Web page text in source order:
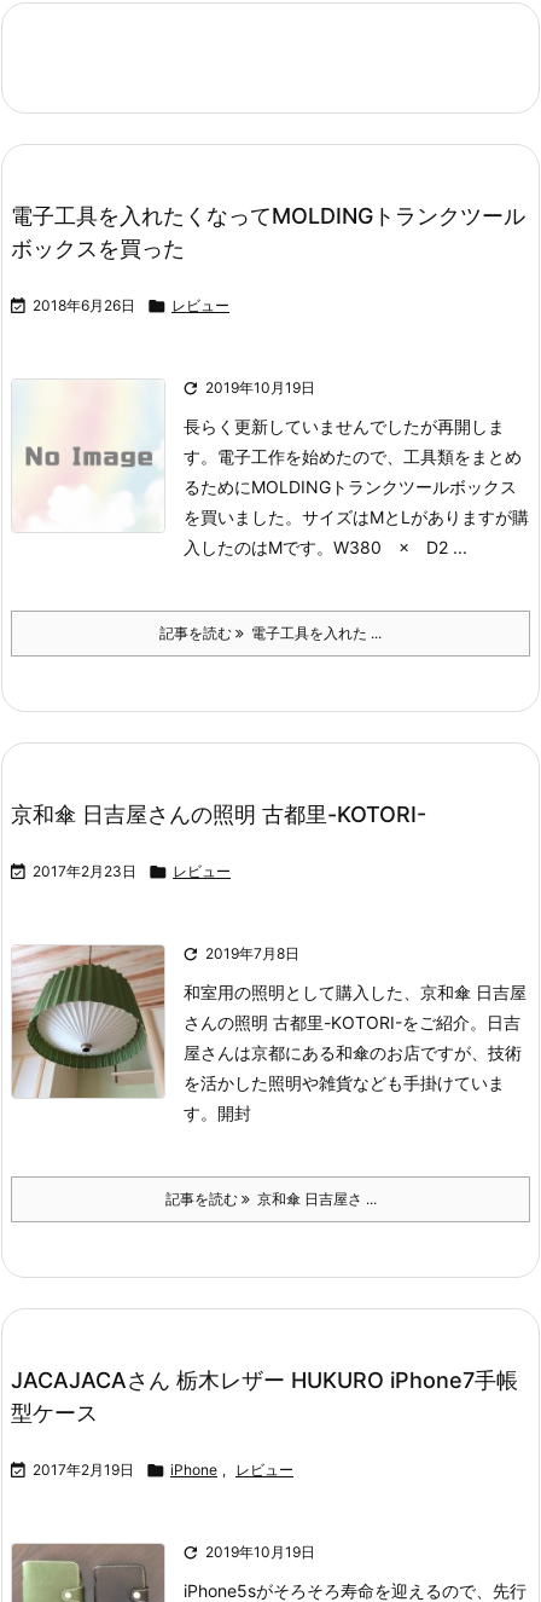
電子工具を入れたくなってMOLDINGトランクツール
ボックスを買った
 2018年6月26日  レビュー
 2019年10月19日
長らく更新していませんでしたが再開しま
す。 電子工作を始めたので、工具類をまとめ
るためにMOLDINGトランクツールボックス
を買いました。 サイズはMとLがありますが購
入したのはMです。 W380 × D2 ...
記事を読む 電子工具を入れた ...
京和傘 日吉屋さんの照明 古都里-KOTORI-
 2017年2月23日  レビュー
 2019年7月8日
和室用の照明として購入した、京和傘 日吉屋
さんの照明 古都里-KOTORI-をご紹介。
日吉
屋さんは京都にある和傘のお店ですが、技術
を活かした照明や雑貨なども手掛けていま
す。 開封
記事を読む 京和傘 日吉屋さ ...
JACAJACAさん 栃木レザー HUKURO iPhone7手帳
型ケース
 2017年2月19日  iPhone , レビュー
 2019年10月19日
iPhone5sがそろそろ寿命を迎えるので、先行